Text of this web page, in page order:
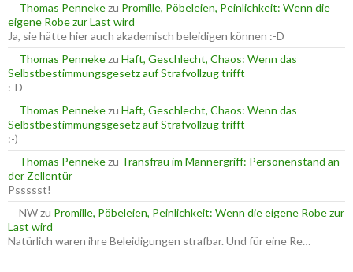
c
h
:
Thomas Pennekezu Promille, Pöbeleien, Peinlichkeit: Wenn die
eigene Robe zur Last wird
Ja, sie hätte hier auch akademisch beleidigen können :-D
Thomas Pennekezu Haft, Geschlecht, Chaos: Wenn das
Selbstbestimmungsgesetz auf Strafvollzug trifft
:-D
Thomas Pennekezu Haft, Geschlecht, Chaos: Wenn das
Selbstbestimmungsgesetz auf Strafvollzug trifft
:-)
Thomas Pennekezu Transfrau im Männergriff: Personenstand an
der Zellentür
Pssssst!
NWzu Promille, Pöbeleien, Peinlichkeit: Wenn die eigene Robe zur
Last wird
Natürlich waren ihre Beleidigungen strafbar. Und für eine Re…